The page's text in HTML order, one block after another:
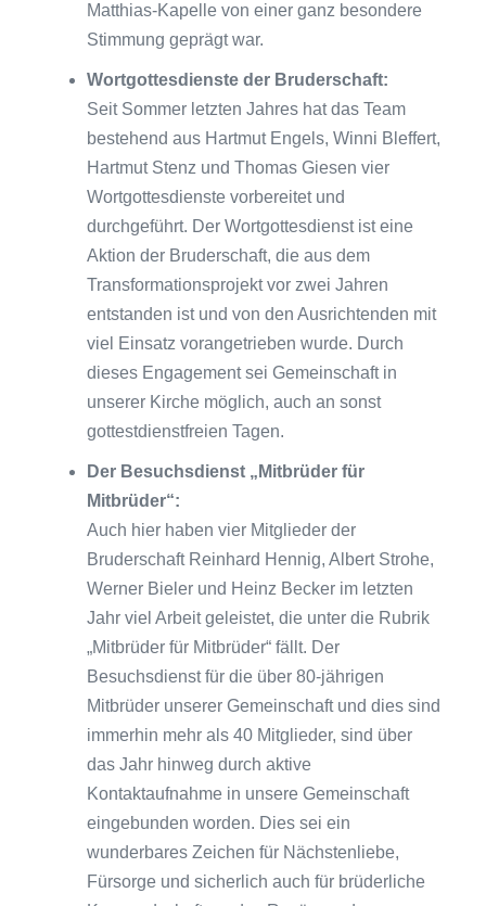
Matthias-Kapelle von einer ganz besondere
Stimmung geprägt war.
Wortgottesdienste der Bruderschaft:
Seit Sommer letzten Jahres hat das Team
bestehend aus Hartmut Engels, Winni Bleffert,
Hartmut Stenz und Thomas Giesen vier
Wortgottesdienste vorbereitet und
durchgeführt. Der Wortgottesdienst ist eine
Aktion der Bruderschaft, die aus dem
Transformationsprojekt vor zwei Jahren
entstanden ist und von den Ausrichtenden mit
viel Einsatz vorangetrieben wurde. Durch
dieses Engagement sei Gemeinschaft in
unserer Kirche möglich, auch an sonst
gottestdienstfreien Tagen.
Der Besuchsdienst „Mitbrüder für
Mitbrüder“:
Auch hier haben vier Mitglieder der
Bruderschaft Reinhard Hennig, Albert Strohe,
Werner Bieler und Heinz Becker im letzten
Jahr viel Arbeit geleistet, die unter die Rubrik
„Mitbrüder für Mitbrüder“ fällt. Der
Besuchsdienst für die über 80-jährigen
Mitbrüder unserer Gemeinschaft und dies sind
immerhin mehr als 40 Mitglieder, sind über
das Jahr hinweg durch aktive
Kontaktaufnahme in unsere Gemeinschaft
eingebunden worden. Dies sei ein
wunderbares Zeichen für Nächstenliebe,
Fürsorge und sicherlich auch für brüderliche